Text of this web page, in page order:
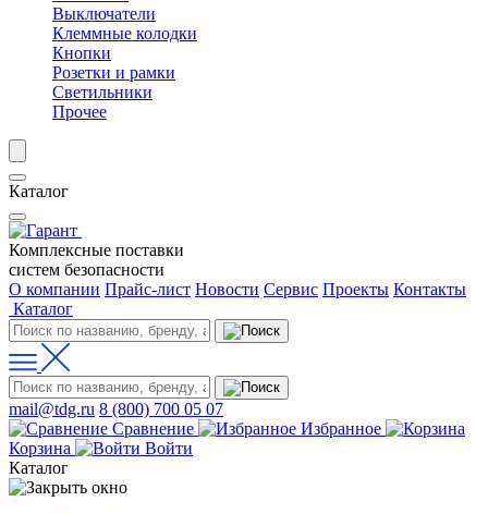
Выключатели
Клеммные колодки
Кнопки
Розетки и рамки
Светильники
Прочее
Каталог
Комплексные поставки
систем безопасности
О компании Прайс-лист Новости Сервис Проекты Контакты
Каталог
mail@tdg.ru 8 (800) 700 05 07
Сравнение
Избранное
Корзина
Войти
Каталог